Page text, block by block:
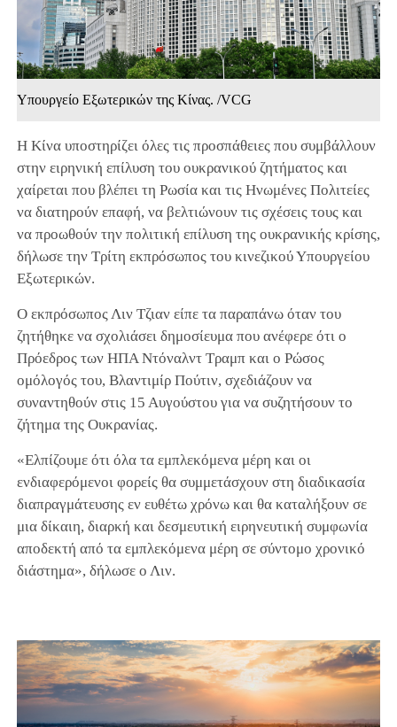
Υπουργείο Εξωτερικών της Κίνας. /VCG
Η Κίνα υποστηρίζει όλες τις προσπάθειες που συμβάλλουν
στην ειρηνική επίλυση του ουκρανικού ζητήματος και
χαίρεται που βλέπει τη Ρωσία και τις Ηνωμένες Πολιτείες
να διατηρούν επαφή, να βελτιώνουν τις σχέσεις τους και
να προωθούν την πολιτική επίλυση της ουκρανικής κρίσης,
δήλωσε την Τρίτη εκπρόσωπος του κινεζικού Υπουργείου
Εξωτερικών.
Ο εκπρόσωπος Λιν Τζιαν είπε τα παραπάνω όταν του
ζητήθηκε να σχολιάσει δημοσίευμα που ανέφερε ότι ο
Πρόεδρος των ΗΠΑ Ντόναλντ Τραμπ και ο Ρώσος
ομόλογός του, Βλαντιμίρ Πούτιν, σχεδιάζουν να
συναντηθούν στις 15 Αυγούστου για να συζητήσουν το
ζήτημα της Ουκρανίας.
«Ελπίζουμε ότι όλα τα εμπλεκόμενα μέρη και οι
ενδιαφερόμενοι φορείς θα συμμετάσχουν στη διαδικασία
διαπραγμάτευσης εν ευθέτω χρόνω και θα καταλήξουν σε
μια δίκαιη, διαρκή και δεσμευτική ειρηνευτική συμφωνία
αποδεκτή από τα εμπλεκόμενα μέρη σε σύντομο χρονικό
διάστημα», δήλωσε ο Λιν.